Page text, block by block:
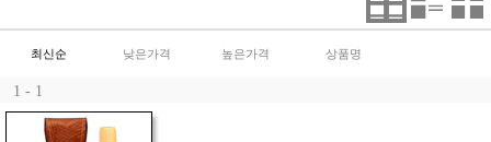
최신순 낮은가격 높은가격 상품명
1 - 1